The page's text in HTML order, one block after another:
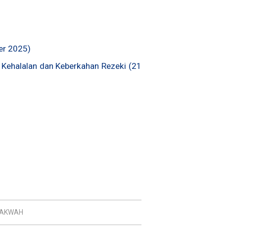
2025)
dan Keberkahan Rezeki (21